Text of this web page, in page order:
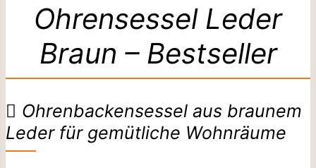
Ohrensessel Leder
Braun – Bestseller
Ohrenbackensessel aus braunem
Leder für gemütliche Wohnräume